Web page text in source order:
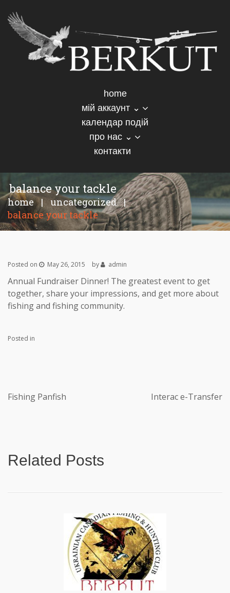
home
мій аккаунт ⌄
календар подій
про нас ⌄
контакти
balance your tackle
home | uncategorized |
balance your tackle
Posted on May 26, 2015 by admin
Annual Fundraiser Dinner! The greatest event to get
together, share your impressions, and get more about
fishing and fishing community.
Posted in
Fishing Panfish Interac e-Transfer
Related Posts